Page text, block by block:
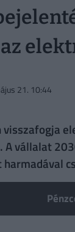
21. 10:44
visszafogja
A vállalat